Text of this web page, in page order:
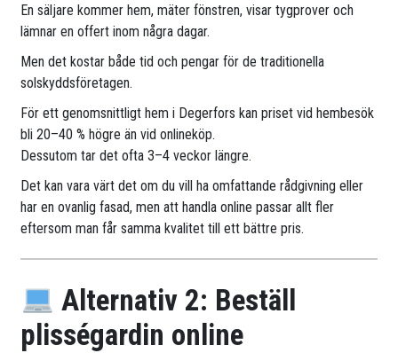
En säljare kommer hem, mäter fönstren, visar tygprover och
lämnar en offert inom några dagar.
Men det kostar både tid och pengar för de traditionella
solskyddsföretagen.
För ett genomsnittligt hem i Degerfors kan priset vid hembesök
bli 20–40 % högre än vid onlineköp.
Dessutom tar det ofta 3–4 veckor längre.
Det kan vara värt det om du vill ha omfattande rådgivning eller
har en ovanlig fasad, men att handla online passar allt fler
eftersom man får samma kvalitet till ett bättre pris.
Alternativ 2: Beställ
plisségardin online